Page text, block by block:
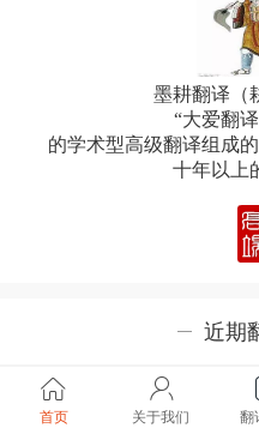
墨耕翻译（
“大爱翻
的学术型高级翻译组成
十年以上
近期
首页 关于我们 翻